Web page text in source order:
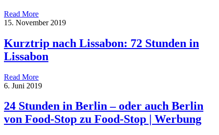
Read More
15. November 2019
Kurztrip nach Lissabon: 72 Stunden in
Lissabon
Read More
6. Juni 2019
24 Stunden in Berlin – oder auch Berlin
von Food-Stop zu Food-Stop | Werbung